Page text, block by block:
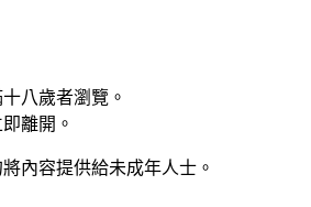
八歲者瀏覽。
離開。
內容提供給未成年人士。